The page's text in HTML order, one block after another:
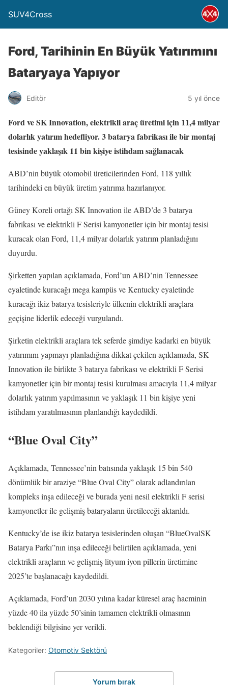
SUV4Cross
Ford, Tarihinin En Büyük Yatırımını
Bataryaya Yapıyor
Editör 5 yıl önce
Ford ve SK Innovation, elektrikli araç üretimi için 11,4 milyar
dolarlık yatırım hedefliyor. 3 batarya fabrikası ile bir montaj
tesisinde yaklaşık 11 bin kişiye istihdam sağlanacak
ABD’nin büyük otomobil üreticilerinden Ford, 118 yıllık
tarihindeki en büyük üretim yatırıma hazırlanıyor.
Güney Koreli ortağı SK Innovation ile ABD’de 3 batarya
fabrikası ve elektrikli F Serisi kamyonetler için bir montaj tesisi
kuracak olan Ford, 11,4 milyar dolarlık yatırım planladığını
duyurdu.
Şirketten yapılan açıklamada, Ford’un ABD’nin Tennessee
eyaletinde kuracağı mega kampüs ve Kentucky eyaletinde
kuracağı ikiz batarya tesisleriyle ülkenin elektrikli araçlara
geçişine liderlik edeceği vurgulandı.
Şirketin elektrikli araçlara tek seferde şimdiye kadarki en büyük
yatırımını yapmayı planladığına dikkat çekilen açıklamada, SK
Innovation ile birlikte 3 batarya fabrikası ve elektrikli F Serisi
kamyonetler için bir montaj tesisi kurulması amacıyla 11,4 milyar
dolarlık yatırım yapılmasının ve yaklaşık 11 bin kişiye yeni
istihdam yaratılmasının planlandığı kaydedildi.
“Blue Oval City”
Açıklamada, Tennessee’nin batısında yaklaşık 15 bin 540
dönümlük bir araziye “Blue Oval City” olarak adlandırılan
kompleks inşa edileceği ve burada yeni nesil elektrikli F serisi
kamyonetler ile gelişmiş bataryaların üretileceği aktarıldı.
Kentucky’de ise ikiz batarya tesislerinden oluşan “BlueOvalSK
Batarya Parkı”nın inşa edileceği belirtilen açıklamada, yeni
elektrikli araçların ve gelişmiş lityum iyon pillerin üretimine
2025’te başlanacağı kaydedildi.
Açıklamada, Ford’un 2030 yılına kadar küresel araç hacminin
yüzde 40 ila yüzde 50’sinin tamamen elektrikli olmasının
beklendiği bilgisine yer verildi.
Kategoriler: Otomotiv Sektörü
Yorum bırak